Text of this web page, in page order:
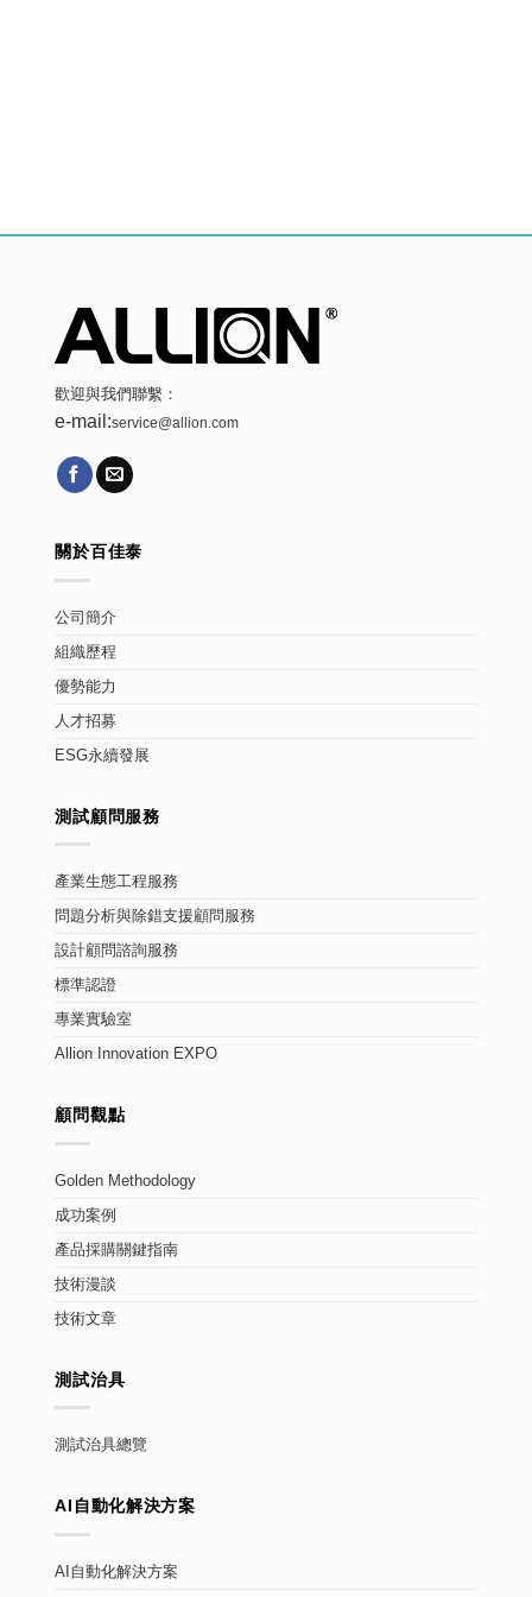
歡迎與我們聯繫：
e-mail:service@allion.com
關於百佳泰
公司簡介
組織歷程
優勢能力
人才招募
ESG永續發展
測試顧問服務
產業生態工程服務
問題分析與除錯支援顧問服務
設計顧問諮詢服務
標準認證
專業實驗室
Allion Innovation EXPO
顧問觀點
Golden Methodology
成功案例
產品採購關鍵指南
技術漫談
技術文章
測試治具
測試治具總覽
AI自動化解決方案
AI自動化解決方案